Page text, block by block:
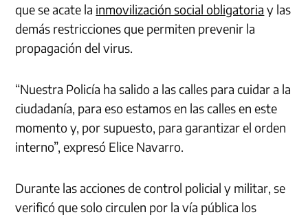
que se acate la inmovilización social obligatoria y las
demás restricciones que permiten prevenir la
propagación del virus.
“Nuestra Policía ha salido a las calles para cuidar a la
ciudadanía, para eso estamos en las calles en este
momento y, por supuesto, para garantizar el orden
interno”, expresó Elice Navarro.
Durante las acciones de control policial y militar, se
verificó que solo circulen por la vía pública los